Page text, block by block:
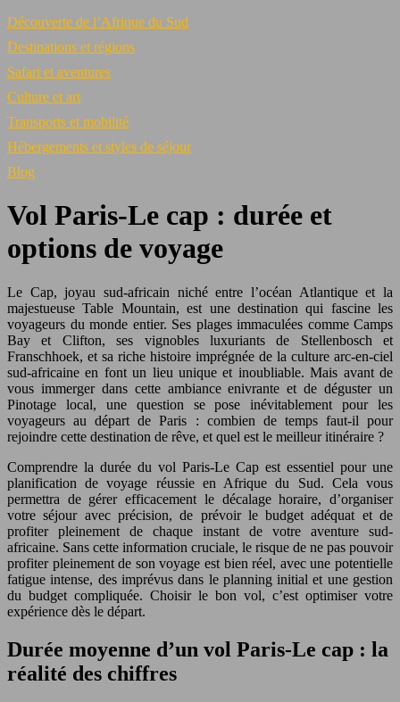
Découverte de l’Afrique du Sud
Destinations et régions
Safari et aventures
Culture et art
Transports et mobilité
Hébergements et styles de séjour
Blog
Vol Paris-Le cap : durée et
options de voyage
Le Cap, joyau sud-africain niché entre l’océan Atlantique et la
majestueuse Table Mountain, est une destination qui fascine les
voyageurs du monde entier. Ses plages immaculées comme Camps
Bay et Clifton, ses vignobles luxuriants de Stellenbosch et
Franschhoek, et sa riche histoire imprégnée de la culture arc-en-ciel
sud-africaine en font un lieu unique et inoubliable. Mais avant de
vous immerger dans cette ambiance enivrante et de déguster un
Pinotage local, une question se pose inévitablement pour les
voyageurs au départ de Paris : combien de temps faut-il pour
rejoindre cette destination de rêve, et quel est le meilleur itinéraire ?
Comprendre la durée du vol Paris-Le Cap est essentiel pour une
planification de voyage réussie en Afrique du Sud. Cela vous
permettra de gérer efficacement le décalage horaire, d’organiser
votre séjour avec précision, de prévoir le budget adéquat et de
profiter pleinement de chaque instant de votre aventure sud-
africaine. Sans cette information cruciale, le risque de ne pas pouvoir
profiter pleinement de son voyage est bien réel, avec une potentielle
fatigue intense, des imprévus dans le planning initial et une gestion
du budget compliquée. Choisir le bon vol, c’est optimiser votre
expérience dès le départ.
Durée moyenne d’un vol Paris-Le cap : la
réalité des chiffres